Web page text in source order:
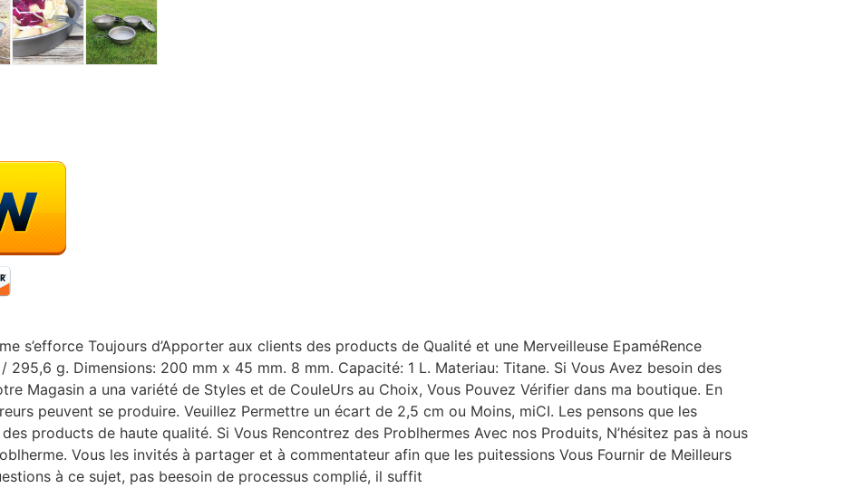
s’efforce Toujours d’Apporter aux clients des products de Qualité et une Merveilleuse EpaméRence
295,6 g. Dimensions: 200 mm x 45 mm. 8 mm. Capacité: 1 L. Materiau: Titane. Si Vous Avez besoin des
Magasin a una variété de Styles et de CouleUrs au Choix, Vous Pouvez Vérifier dans ma boutique. En
peuvent se produire. Veuillez Permettre un écart de 2,5 cm ou Moins, miCI. Les pensons que les
products de haute qualité. Si Vous Rencontrez des Problhermes Avec nos Produits, N’hésitez pas à nous
Vous les invités à partager et à commentateur afin que les puitessions Vous Fournir de Meilleurs
à ce sujet, pas beesoin de processus complié, il suffit